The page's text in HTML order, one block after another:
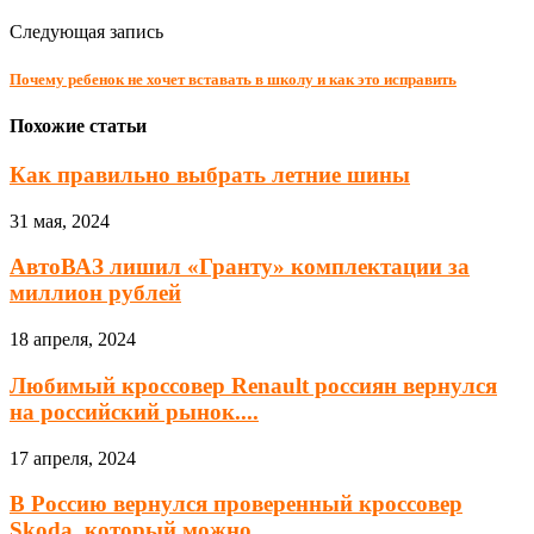
Следующая запись
Почему ребенок не хочет вставать в школу и как это исправить
Похожие статьи
Как правильно выбрать летние шины
31 мая, 2024
АвтоВАЗ лишил «Гранту» комплектации за
миллион рублей
18 апреля, 2024
Любимый кроссовер Renault россиян вернулся
на российский рынок....
17 апреля, 2024
В Россию вернулся проверенный кроссовер